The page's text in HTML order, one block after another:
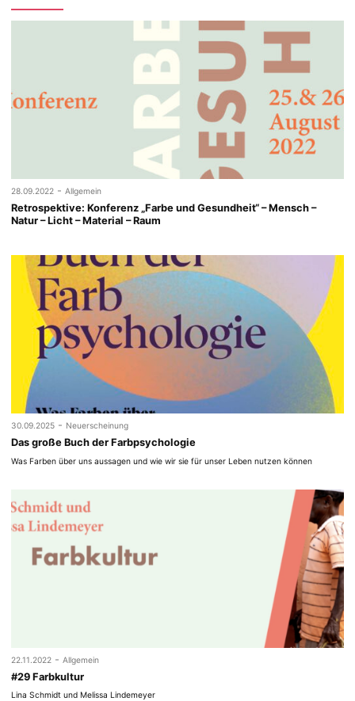
28.09.2022 - Allgemein
Retrospektive: Konferenz „Farbe und Gesundheit“ – Mensch –
Natur – Licht – Material – Raum
30.09.2025 - Neuerscheinung
Das große Buch der Farbpsychologie
Was Farben über uns aussagen und wie wir sie für unser Leben nutzen können
22.11.2022 - Allgemein
#29 Farbkultur
Lina Schmidt und Melissa Lindemeyer